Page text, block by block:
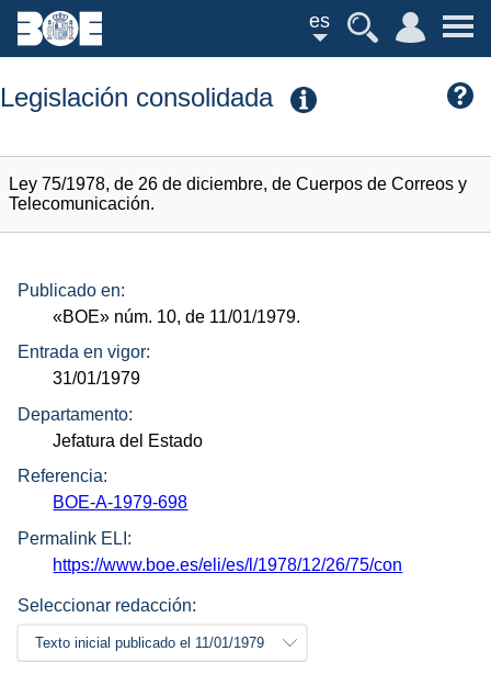
es
Legislación consolidada
Ley 75/1978, de 26 de diciembre, de Cuerpos de Correos y
Telecomunicación.
Publicado en:
«BOE» núm. 10, de 11/01/1979.
Entrada en vigor:
31/01/1979
Departamento:
Jefatura del Estado
Referencia:
BOE-A-1979-698
Permalink ELI:
https://www.boe.es/eli/es/l/1978/12/26/75/con
Seleccionar redacción:
Texto inicial publicado el 11/01/1979